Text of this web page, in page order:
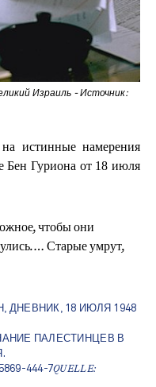
Израиль - Источник:
истинные намерения
Бен Гуриона от 18 июля
чтобы они
… Старые умрут,
ДНЕВНИК, 18 ИЮЛЯ 1948
ПАЛЕСТИНЦЕВ В
444-7QUELLE: